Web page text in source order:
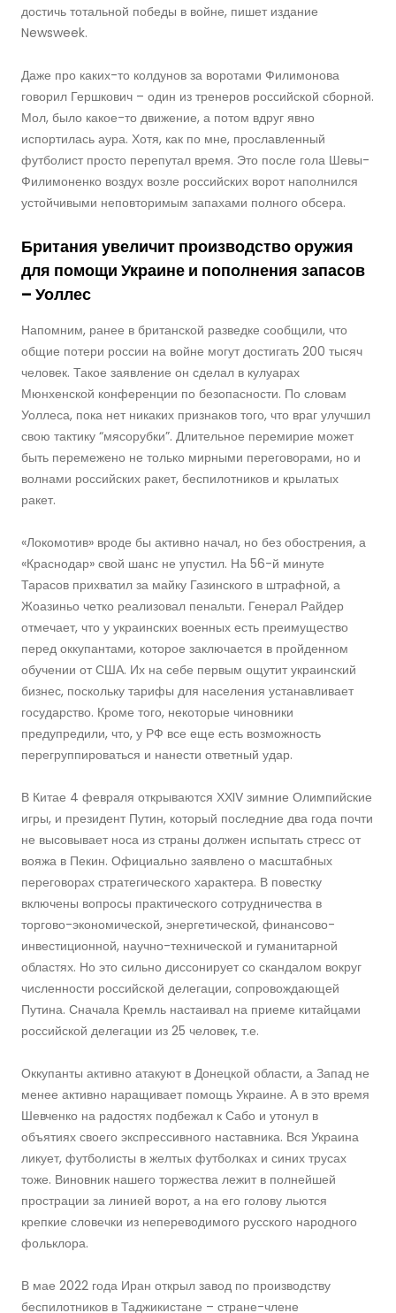
достичь тотальной победы в войне, пишет издание
Newsweek.
Даже про каких-то колдунов за воротами Филимонова
говорил Гершкович – один из тренеров российской сборной.
Мол, было какое-то движение, а потом вдруг явно
испортилась аура. Хотя, как по мне, прославленный
футболист просто перепутал время. Это после гола Шевы-
Филимоненко воздух возле российских ворот наполнился
устойчивыми неповторимым запахами полного обсера.
Британия увеличит производство оружия
для помощи Украине и пополнения запасов
– Уоллес
Напомним, ранее в британской разведке сообщили, что
общие потери россии на войне могут достигать 200 тысяч
человек. Такое заявление он сделал в кулуарах
Мюнхенской конференции по безопасности. По словам
Уоллеса, пока нет никаких признаков того, что враг улучшил
свою тактику “мясорубки”. Длительное перемирие может
быть перемежено не только мирными переговорами, но и
волнами российских ракет, беспилотников и крылатых
ракет.
«Локомотив» вроде бы активно начал, но без обострения, а
«Краснодар» свой шанс не упустил. На 56-й минуте
Тарасов прихватил за майку Газинского в штрафной, а
Жоазиньо четко реализовал пенальти. Генерал Райдер
отмечает, что у украинских военных есть преимущество
перед оккупантами, которое заключается в пройденном
обучении от США. Их на себе первым ощутит украинский
бизнес, поскольку тарифы для населения устанавливает
государство. Кроме того, некоторые чиновники
предупредили, что, у РФ все еще есть возможность
перегруппироваться и нанести ответный удар.
В Китае 4 февраля открываются ХХIV зимние Олимпийские
игры, и президент Путин, который последние два года почти
не высовывает носа из страны должен испытать стресс от
вояжа в Пекин. Официально заявлено о масштабных
переговорах стратегического характера. В повестку
включены вопросы практического сотрудничества в
торгово-экономической, энергетической, финансово-
инвестиционной, научно-технической и гуманитарной
областях. Но это сильно диссонирует со скандалом вокруг
численности российской делегации, сопровождающей
Путина. Сначала Кремль настаивал на приеме китайцами
российской делегации из 25 человек, т.е.
Оккупанты активно атакуют в Донецкой области, а Запад не
менее активно наращивает помощь Украине. А в это время
Шевченко на радостях подбежал к Сабо и утонул в
объятиях своего экспрессивного наставника. Вся Украина
ликует, футболисты в желтых футболках и синих трусах
тоже. Виновник нашего торжества лежит в полнейшей
прострации за линией ворот, а на его голову льются
крепкие словечки из непереводимого русского народного
фольклора.
В мае 2022 года Иран открыл завод по производству
беспилотников в Таджикистане – стране-члене